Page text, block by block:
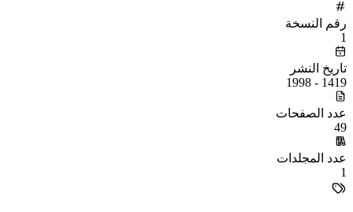
رقم النسخة
1
تاريخ النشر
1419 - 1998
عدد الصفحات
49
عدد المجلدات
1